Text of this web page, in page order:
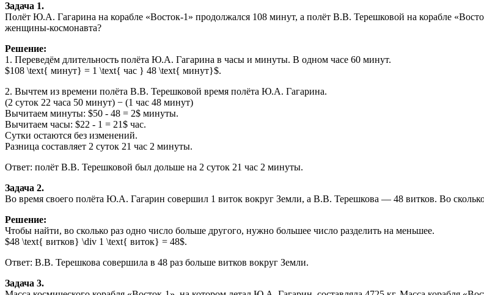
Задача 1.
Полёт Ю.А. Гагарина на корабле «Восток-1» продолжался 108 минут, а полёт В.В. Терешковой на корабле
женщины-космонавта?
Решение:
1. Переведём длительность полёта Ю.А. Гагарина в часы и минуты. В одном часе 60 минут.
$108 \text{ минут} = 1 \text{ час } 48 \text{ минут}$.
2. Вычтем из времени полёта В.В. Терешковой время полёта Ю.А. Гагарина.
(2 суток 22 часа 50 минут) − (1 час 48 минут)
Вычитаем минуты: $50 - 48 = 2$ минуты.
Вычитаем часы: $22 - 1 = 21$ час.
Сутки остаются без изменений.
Разница составляет 2 суток 21 час 2 минуты.
Ответ: полёт В.В. Терешковой был дольше на 2 суток 21 час 2 минуты.
Задача 2.
Во время своего полёта Ю.А. Гагарин совершил 1 виток вокруг Земли, а В.В. Терешкова — 48 витков. Во
Решение:
Чтобы найти, во сколько раз одно число больше другого, нужно большее число разделить на меньшее.
$48 \text{ витков} \div 1 \text{ виток} = 48$.
Ответ: В.В. Терешкова совершила в 48 раз больше витков вокруг Земли.
Задача 3.